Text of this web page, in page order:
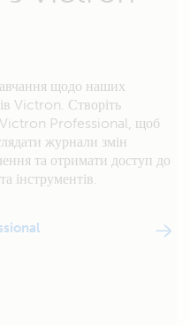
щодо наших
Victron. Створіть
Victron Professional, щоб
журнали змін
та отримати доступ до
інструментів.